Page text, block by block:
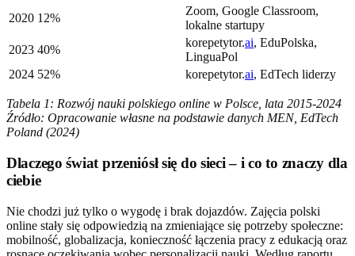
2020 12%
Zoom, Google Classroom,
lokalne startupy
2023 40%
korepetytor.ai, EduPolska,
LinguaPol
2024 52% korepetytor.ai, EdTech liderzy
Tabela 1: Rozwój nauki polskiego online w Polsce, lata 2015-2024
Źródło: Opracowanie własne na podstawie danych MEN, EdTech
Poland (2024)
Dlaczego świat przeniósł się do sieci – i co to znaczy dla
ciebie
Nie chodzi już tylko o wygodę i brak dojazdów. Zajęcia polski
online stały się odpowiedzią na zmieniające się potrzeby społeczne:
mobilność, globalizacja, konieczność łączenia pracy z edukacją oraz